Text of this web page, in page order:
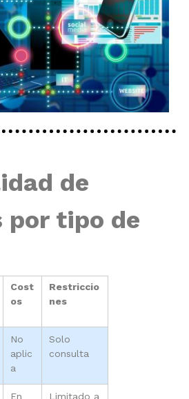
de
por tipo de
Cost
os
Restriccio
nes
No
aplic
a
Solo
consulta
En
Limitado a